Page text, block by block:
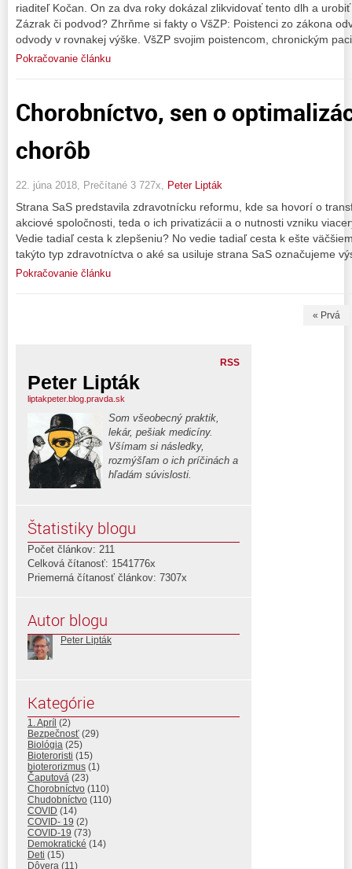
riaditeľ Kočan. On za dva roky dokázal zlikvidovať tento dlh a
Zázrak či podvod? Zhrňme si fakty o VšZP: Poistenci zo zákona
odvody v rovnakej výške. VšZP svojim poistencom, chronickým
Pokračovanie článku
Chorobníctvo, sen o
chorôb
22. júna 2018, Prečítané 3 727x, Peter Lipták
Strana SaS predstavila zdravotnícku reformu, kde sa hovorí o
akciové spoločnosti, teda o ich privatizácii a o nutnosti vzniku
Vedie tadiaľ cesta k zlepšeniu? No vedie tadiaľ cesta k ešte
takýto typ zdravotníctva o aké sa usiluje strana SaS označujeme
Pokračovanie článku
« Prvá
RSS
Peter Lipták
liptakpeter.blog.pravda.sk
Som všeobecný praktik,
lekár, pešiak medicíny.
Všímam si následky,
rozmýšľam o ich príčinách a
hľadám súvislosti.
Štatistiky blogu
Počet článkov: 211
Celková čítanosť: 1541776x
Priemerná čítanosť článkov: 7307x
Autor blogu
Peter Lipták
Kategórie
1. Apríl (2)
Bezpečnosť (29)
Biológia (25)
Bioteroristi (15)
bioterorizmus (1)
Čaputová (23)
Chorobníctvo (110)
Chudobníctvo (110)
COVID (14)
COVID- 19 (2)
COVID-19 (73)
Demokratické (14)
Deti (15)
Dôvera (11)